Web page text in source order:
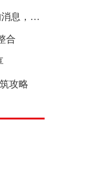
坏消息，Netflix打击共享账号，更坏的消息，Netflix成功了
合
攻略